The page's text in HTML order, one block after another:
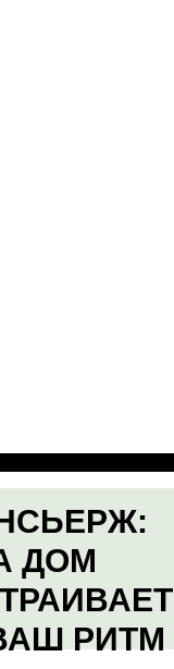
ДОМ
РИТМ